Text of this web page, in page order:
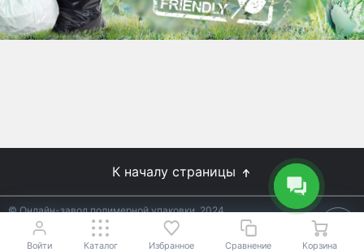
WhitePack
8 (495) 204-18-49
К началу страницы
© Онлайн-завод полимерной упаковки, 2024
Не является публичной офертой.Условия уточняйте у
менеджеров.
Войти Каталог Избранное Сравнение Корзина